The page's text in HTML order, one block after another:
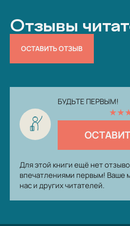
Отзывы
ОСТАВИТЬ ОТЗЫВ
БУДЬТЕ ПЕРВЫМ!
★★
Для этой книги ещё нет
впечатлениями первым! Ваше
нас и других читателей.